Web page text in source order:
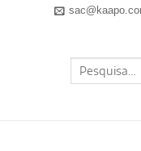
Pesquisar
por: